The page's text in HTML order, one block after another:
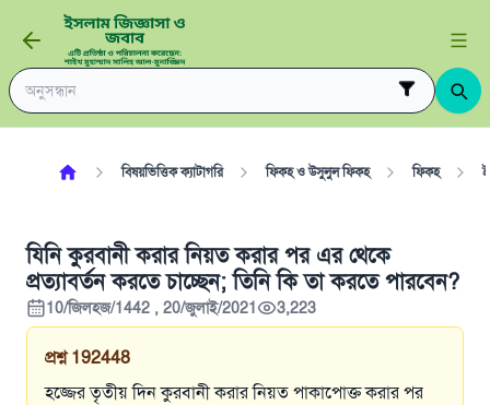
বিষয়ভিত্তিক ক্যাটাগরি ফিকহ ও উসুলুল ফিকহ ফিকহ
যিনি কুরবানী করার নিয়ত করার পর এর থেকে
প্রত্যাবর্তন করতে চাচ্ছেন; তিনি কি তা করতে পারবেন?
10/জিলহজ/1442 , 20/জুলাই/2021 3,223
প্রশ্ন 192448
হজ্জের তৃতীয় দিন কুরবানী করার নিয়ত পাকাপোক্ত করার পর